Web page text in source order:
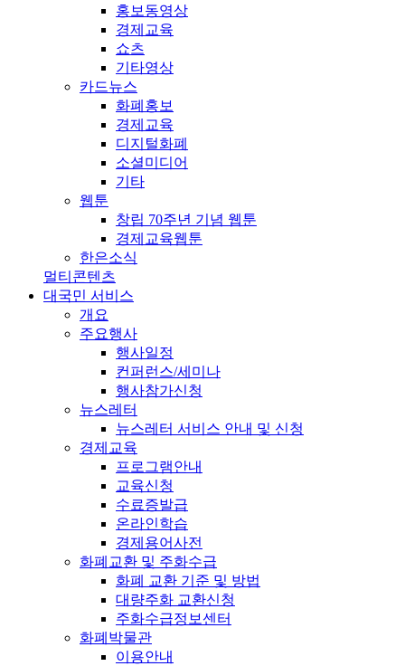
홍보동영상
경제교육
쇼츠
기타영상
카드뉴스
화폐홍보
경제교육
디지털화폐
소셜미디어
기타
웹툰
창립 70주년 기념 웹툰
경제교육웹툰
한은소식
멀티콘텐츠
대국민 서비스
개요
주요행사
행사일정
컨퍼런스/세미나
행사참가신청
뉴스레터
뉴스레터 서비스 안내 및 신청
경제교육
프로그램안내
교육신청
수료증발급
온라인학습
경제용어사전
화폐교환 및 주화수급
화폐 교환 기준 및 방법
대량주화 교환신청
주화수급정보센터
화폐박물관
이용안내